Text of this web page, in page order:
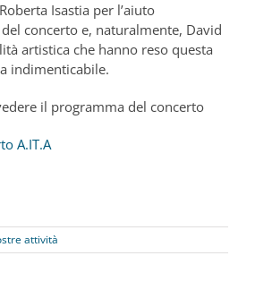
Isastia per l’aiuto
del concerto e, naturalmente, David
artistica che hanno reso questa
indimenticabile.
il programma del concerto
A.IT.A
attività